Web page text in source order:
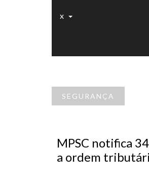
x
SEGURANÇA
MPSC notifica
a ordem